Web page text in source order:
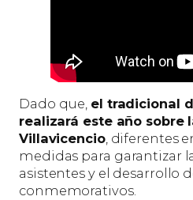
Dado que, el tradicional
realizará este año sobre
Villavicencio, diferentes
medidas para garantizar
asistentes y el desarrollo
conmemorativos.